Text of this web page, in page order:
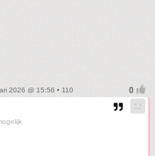
2026 @ 15:56 • 110